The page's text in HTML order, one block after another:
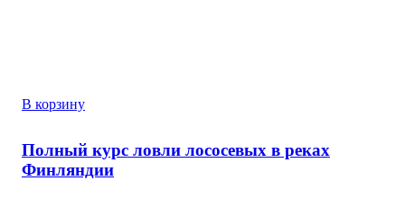
В корзину
Полный курс ловли лососевых в реках
Финляндии